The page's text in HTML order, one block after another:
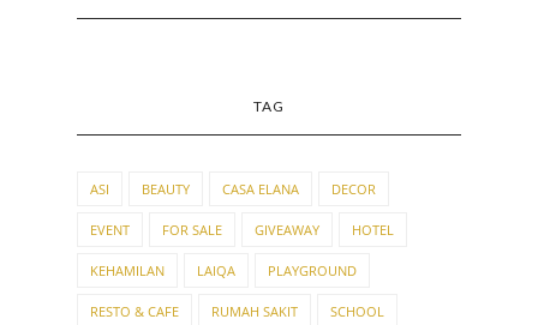
TAG
ASI BEAUTY CASA ELANA DECOR
EVENT FOR SALE GIVEAWAY HOTEL
KEHAMILAN LAIQA PLAYGROUND
RESTO & CAFE RUMAH SAKIT SCHOOL